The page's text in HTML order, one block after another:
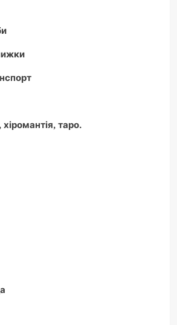
хіромантія, таро.